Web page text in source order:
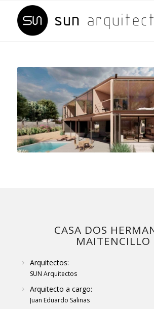
CASA DOS
MAITENCILLO
Arquitectos:
SUN Arquitectos
Arquitecto a cargo:
Juan Eduardo Salinas